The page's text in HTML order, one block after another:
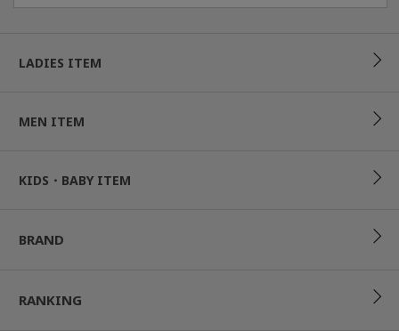
LADIES ITEM
MEN ITEM
KIDS・BABY ITEM
BRAND
RANKING